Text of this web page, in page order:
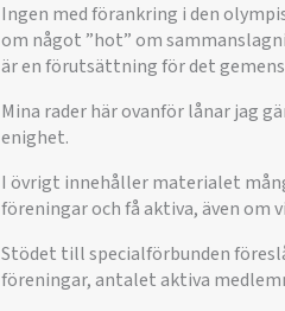
Ingen med förankring i den
om något ”hot” om
är en förutsättning för det
Mina rader här ovanför lånar jag
enighet.
I övrigt innehåller materialet
föreningar och få aktiva, även om
Stödet till specialförbunden
föreningar, antalet aktiva